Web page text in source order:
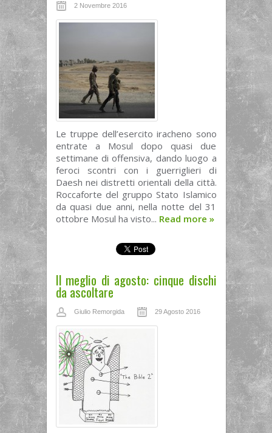
2 Novembre 2016
Le truppe dell’esercito iracheno sono
entrate a Mosul dopo quasi due
settimane di offensiva, dando luogo a
feroci scontri con i guerriglieri di
Daesh nei distretti orientali della città.
Roccaforte del gruppo Stato Islamico
da quasi due anni, nella notte del 31
ottobre Mosul ha visto... Read more »
Il meglio di agosto: cinque dischi
da ascoltare
Giulio Remorgida 29 Agosto 2016